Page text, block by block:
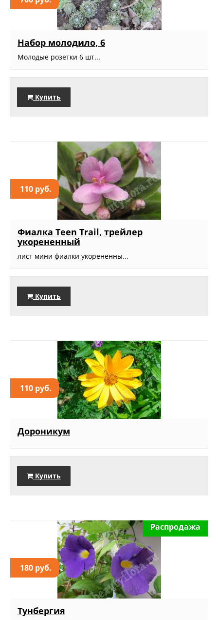
Набор молодило, 6
Молодые розетки 6 шт...
Купить
110 руб.
Фиалка Teen Trail, трейлер
укорененный
лист мини фиалки укорененны...
Купить
110 руб.
Дороникум
Купить
180 руб.
Распродажа
Тунбергия